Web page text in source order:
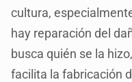
cultura,
hay reparación del
busca quién se la
facilita la fabricación